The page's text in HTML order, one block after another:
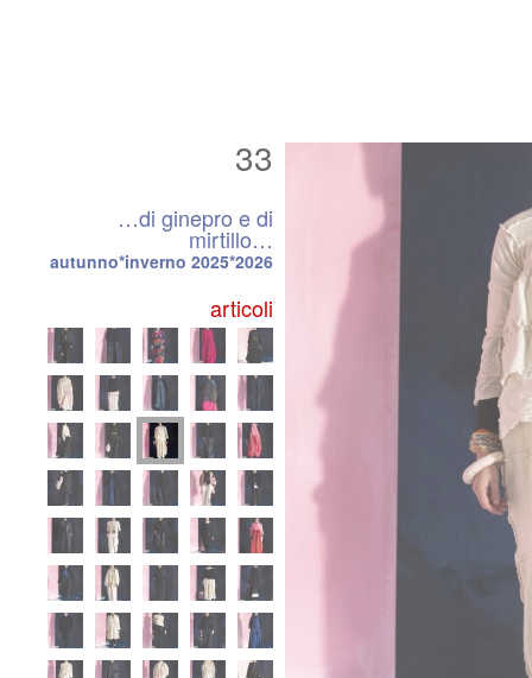
33
…di ginepro e di
mirtillo…
autunno*inverno 2025*2026
articoli